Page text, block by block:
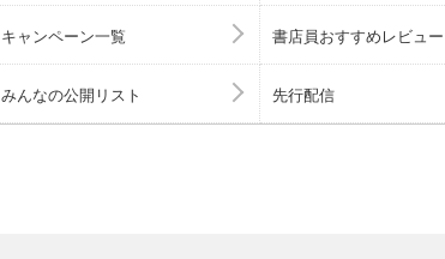
キャンペーン一覧 書店員おすすめレビュー
みんなの公開リスト 先行配信